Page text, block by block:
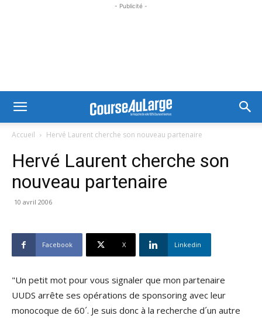
- Publicité -
Accueil Hervé Laurent cherche son nouveau partenaire
Hervé Laurent cherche son
nouveau partenaire
10 avril 2006
Facebook X Linkedin
"Un petit mot pour vous signaler que mon partenaire
UUDS arrête ses opérations de sponsoring avec leur
monocoque de 60´. Je suis donc à la recherche d´un autre